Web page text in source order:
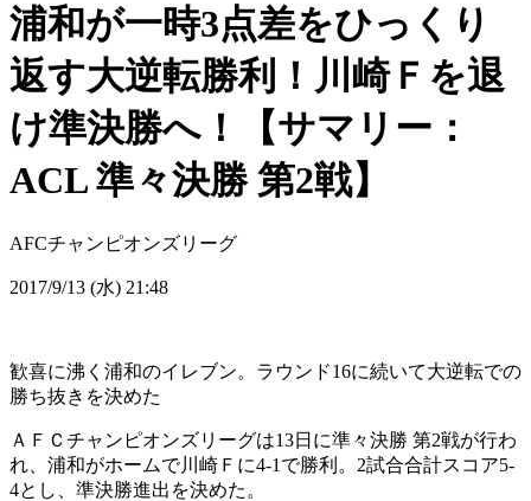
浦和が一時3点差をひっくり
返す大逆転勝利！川崎Ｆを退
け準決勝へ！【サマリー：
ACL 準々決勝 第2戦】
AFCチャンピオンズリーグ
2017/9/13 (水) 21:48
歓喜に沸く浦和のイレブン。ラウンド16に続いて大逆転での
勝ち抜きを決めた
ＡＦＣチャンピオンズリーグは13日に準々決勝 第2戦が行わ
れ、浦和がホームで川崎Ｆに4-1で勝利。2試合合計スコア5-
4とし、準決勝進出を決めた。